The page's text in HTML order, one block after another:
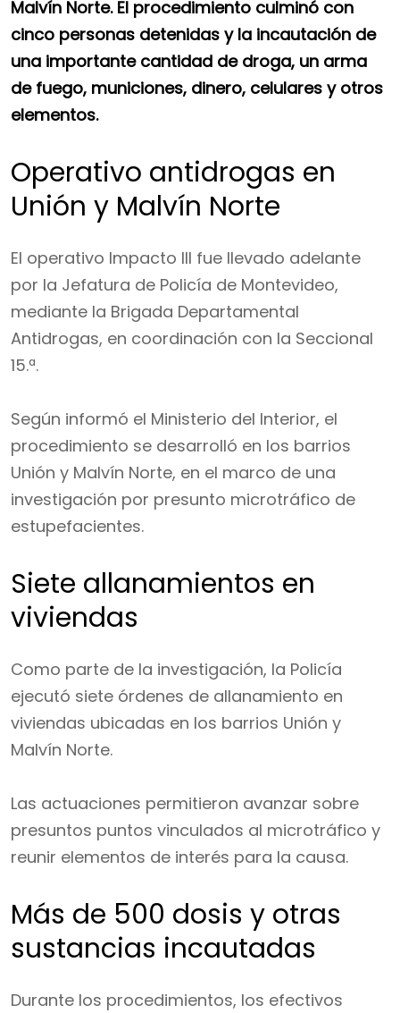
Malvín Norte. El procedimiento culminó con
cinco personas detenidas y la incautación de
una importante cantidad de droga, un arma
de fuego, municiones, dinero, celulares y otros
elementos.
Operativo antidrogas en
Unión y Malvín Norte
El operativo Impacto III fue llevado adelante
por la Jefatura de Policía de Montevideo,
mediante la Brigada Departamental
Antidrogas, en coordinación con la Seccional
15.ª.
Según informó el Ministerio del Interior, el
procedimiento se desarrolló en los barrios
Unión y Malvín Norte, en el marco de una
investigación por presunto microtráfico de
estupefacientes.
Siete allanamientos en
viviendas
Como parte de la investigación, la Policía
ejecutó siete órdenes de allanamiento en
viviendas ubicadas en los barrios Unión y
Malvín Norte.
Las actuaciones permitieron avanzar sobre
presuntos puntos vinculados al microtráfico y
reunir elementos de interés para la causa.
Más de 500 dosis y otras
sustancias incautadas
Durante los procedimientos, los efectivos